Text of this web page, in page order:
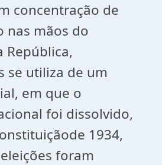
concentração de
nas mãos do
República,
se utiliza de um
em que o
foi dissolvido,
1934,
foram